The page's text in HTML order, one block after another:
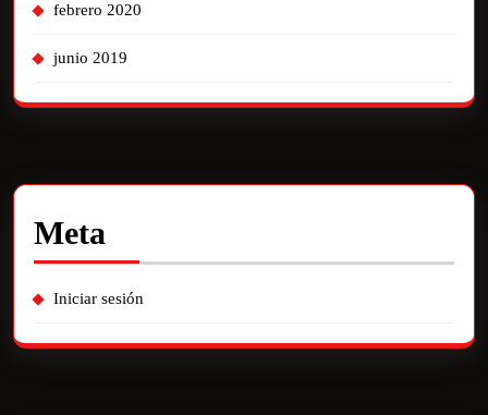
febrero 2020
junio 2019
Meta
Iniciar sesión